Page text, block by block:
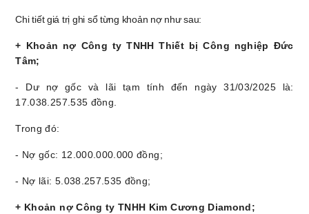
Chi tiết giá trị ghi sổ từng khoản nợ như sau:
+ Khoản nợ Công ty TNHH Thiết bị Công nghiệp Đức
Tâm;
- Dư nợ gốc và lãi tạm tính đến ngày 31/03/2025 là:
17.038.257.535 đồng.
Trong đó:
- Nợ gốc: 12.000.000.000 đồng;
- Nợ lãi: 5.038.257.535 đồng;
+ Khoản nợ Công ty TNHH Kim Cương Diamond;